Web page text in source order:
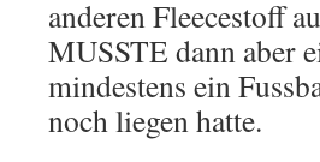
anderen Fleecestoff
MUSSTE dann aber
mindestens ein
noch liegen hatte.